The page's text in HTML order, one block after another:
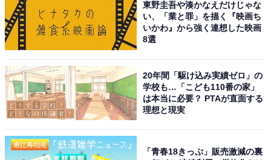
荘厳な扉を開けると、その先にはあの大広間が……！
最初に足を踏み入れるのは、ホグワーツの中でも最も象
徴的な場所の1つである大広間。正面には
ダンブルドア
校長をはじめ、スネイプ、マクゴナガルなど各寮の先生
がお出迎え。
東野圭吾や湊かなえだけじゃな
い、「業と罪」を描く『映画ち
いかわ』から強く連想した映画
8選
20年間「駆け込み実績ゼロ」の
学校も…「こども110番の家」
は本当に必要？ PTAが直面する
理想と現実
「青春18きっぷ」販売激減の裏